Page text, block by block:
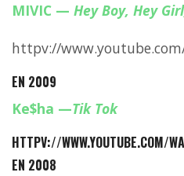
MIVIC — Hey Boy, Hey
httpv://www.youtube.com/
EN 2009
Ke$ha —Tik Tok
HTTPV://WWW.YOUTUBE.COM/
EN 2008